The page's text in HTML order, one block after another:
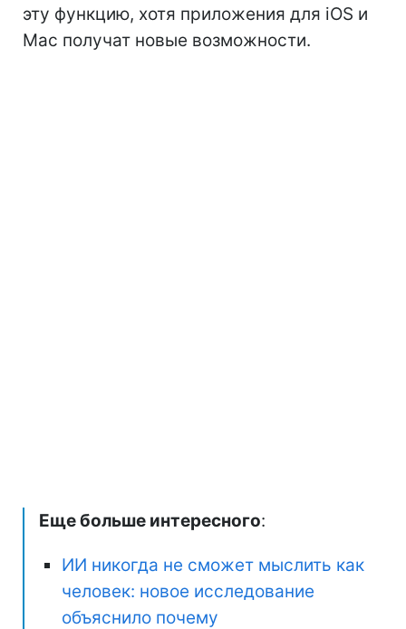
эту функцию, хотя приложения для iOS и
Mac получат новые возможности.
Еще больше интересного:
ИИ никогда не сможет мыслить как
человек: новое исследование
объяснило почему